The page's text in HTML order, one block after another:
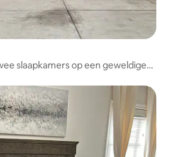
slaapkamers op een geweldige